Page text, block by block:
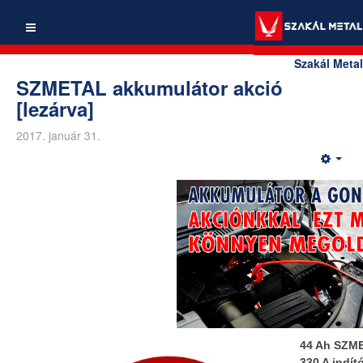
Szakál Metal
SZMETAL akkumulátor akció
[lezárva]
2017. január 31.
44 Ah